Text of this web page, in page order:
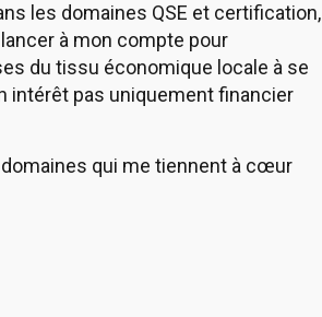
les domaines QSE et certification,
à mon compte pour
du tissu économique locale à se
intérêt pas uniquement financier
domaines qui me tiennent à cœur